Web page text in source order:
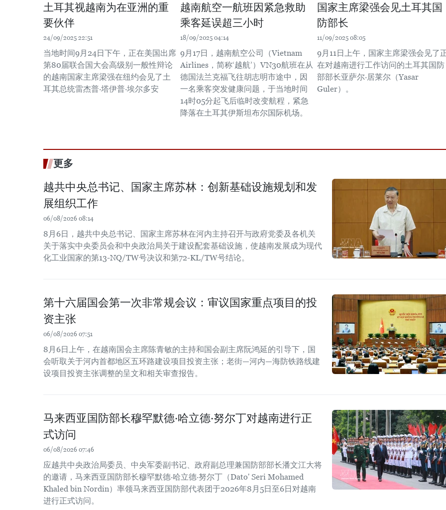
土耳其视越南为在亚洲的重
要伙伴
24/09/2025 22:51
当地时间9月24日下午，正在美国出席
第80届联合国大会高级别一般性辩论
的越南国家主席梁强在纽约会见了土
耳其总统雷杰普·塔伊普·埃尔多安
越南航空一航班因紧急救助
乘客延误超三小时
18/09/2025 04:14
9月17日，越南航空公司（Vietnam
Airlines，简称‘越航’）VN30航班在从
德国法兰克福飞往胡志明市途中，因
一名乘客突发健康问题，于当地时间
14时05分起飞后临时改变航程，紧急
降落在土耳其伊斯坦布尔国际机场。
国家主席梁强会见土耳其国
防部长
11/09/2025 08:05
9月11日上午，国家主席梁强会见了
在对越南进行工作访问的土耳其国防
部部长亚萨尔·居莱尔（Yasar
Guler）。
更多
越共中央总书记、国家主席苏林：创新基础设施规划和发
展组织工作
06/08/2026 08:14
8月6日，越共中央总书记、国家主席苏林在河内主持召开与政府党委及各机关
关于落实中央委员会和中央政治局关于建设配套基础设施，使越南发展成为现代
化工业国家的第13-NQ/TW号决议和第72-KL/TW号结论。
第十六届国会第一次非常规会议：审议国家重点项目的投
资主张
06/08/2026 07:51
8月6日上午，在越南国会主席陈青敏的主持和国会副主席阮鸿延的引导下，国
会听取关于河内首都地区五环路建设项目投资主张；老街—河内—海防铁路线建
设项目投资主张调整的呈文和相关审查报告。
马来西亚国防部长穆罕默德·哈立德·努尔丁对越南进行正
式访问
06/08/2026 07:46
应越共中央政治局委员、中央军委副书记、政府副总理兼国防部部长潘文江大将
的邀请，马来西亚国防部长穆罕默德·哈立德·努尔丁（Dato' Seri Mohamed
Khaled bin Nordin）率领马来西亚国防部代表团于2026年8月5日至6日对越南
进行正式访问。